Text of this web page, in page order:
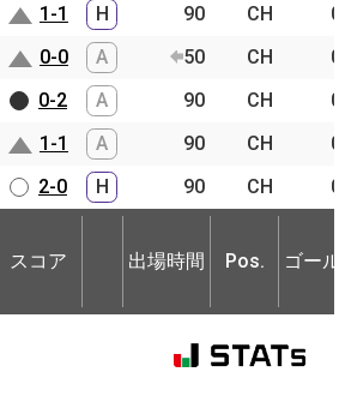
1-1 H 90 CH
0-0 A 50 CH
0-2 A 90 CH
1-1 A 90 CH
2-0 H 90 CH
スコア 出場時間 Pos. ゴー